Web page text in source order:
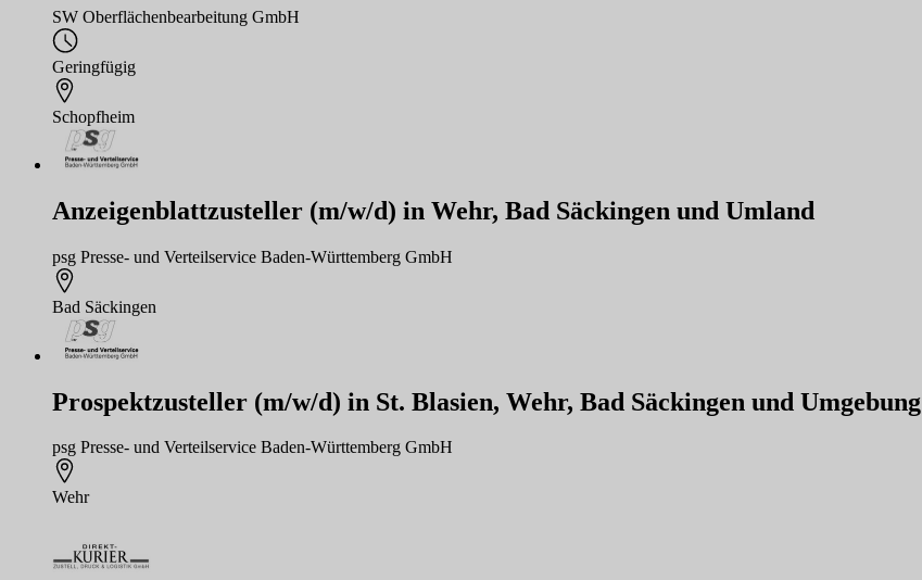
SW Oberflächenbearbeitung GmbH
Geringfügig
Schopfheim
Anzeigenblattzusteller (m/w/d) in Wehr, Bad Säckingen und Umland
psg Presse- und Verteilservice Baden-Württemberg GmbH
Bad Säckingen
Prospektzusteller (m/w/d) in St. Blasien, Wehr, Bad Säckingen und Umgebung
psg Presse- und Verteilservice Baden-Württemberg GmbH
Wehr